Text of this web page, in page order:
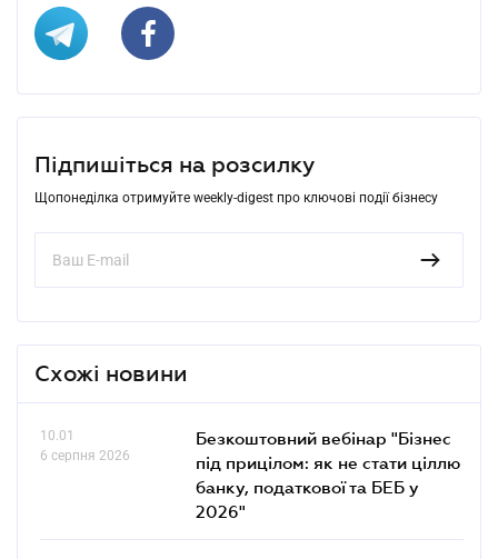
Підпишіться на розсилку
Щопонеділка отримуйте weekly-digest про ключові події бізнесу
Схожі новини
10.01
6 серпня 2026
Безкоштовний вебінар "Бізнес
під прицілом: як не стати ціллю
банку, податкової та БЕБ у
2026"